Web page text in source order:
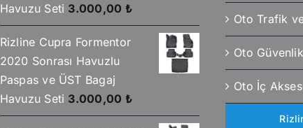
Havuzu Seti 3.000,00 ₺
Rizline Cupra Formentor
2020 Sonrası Havuzlu
Paspas ve ÜST Bagaj
Havuzu Seti 3.000,00 ₺
Oto Trafik
Oto
Oto İç